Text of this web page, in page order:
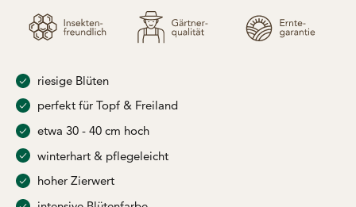
riesige Blüten
perfekt für Topf & Freiland
etwa 30 - 40 cm hoch
winterhart & pflegeleicht
hoher Zierwert